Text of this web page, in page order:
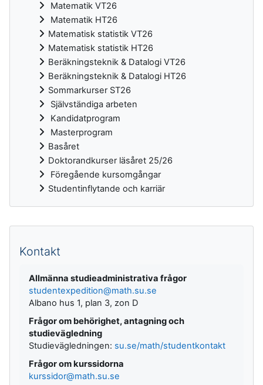
Matematik VT26
Matematik HT26
Matematisk statistik VT26
Matematisk statistik HT26
Beräkningsteknik & Datalogi VT26
Beräkningsteknik & Datalogi HT26
Sommarkurser ST26
Självständiga arbeten
Kandidatprogram
Masterprogram
Basåret
Doktorandkurser läsåret 25/26
Föregående kursomgångar
Studentinflytande och karriär
Kontakt
Allmänna studieadministrativa frågor
studentexpedition@math.su.se
Albano hus 1, plan 3, zon D
Frågor om behörighet, antagning och
studievägledning
Studievägledningen: su.se/math/studentkontakt
Frågor om kurssidorna
kurssidor@math.su.se